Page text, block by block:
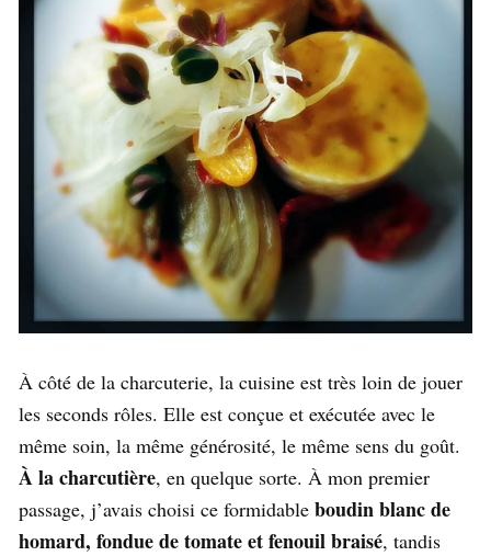
À côté de la charcuterie, la cuisine est très loin de jouer
les seconds rôles. Elle est conçue et exécutée avec le
même soin, la même générosité, le même sens du goût.
À la charcutière, en quelque sorte. À mon premier
passage, j’avais choisi ce formidable boudin blanc de
homard, fondue de tomate et fenouil braisé, tandis